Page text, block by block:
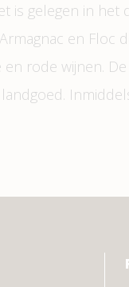
is gelegen in
en Floc
en rode wijnen.